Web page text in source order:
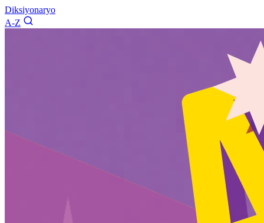
Diksiyonaryo
A-Z